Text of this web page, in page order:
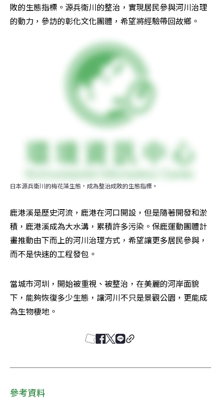
敗的生態指標。源兵衛川的整治，實現居民參與河川治理
的動力，參訪的彰化文化團體，希望將經驗帶回故鄉。
日本源兵衛川的梅花藻生態，成為整治成敗的生態指標。
鹿港溪是歷史河流，鹿港在河口開設，但是隨著開發和淤
積，鹿港溪成為大水溝，累積許多污染。保鹿運動團體計
畫推動由下而上的河川治理方式，希望讓更多居民參與，
而不是快速的工程發包。
當城市河圳，開始被重視、被整治，在美麗的河岸面貌
下，能夠恢復多少生態，讓河川不只是景觀公園，更能成
為生物棲地。
參考資料